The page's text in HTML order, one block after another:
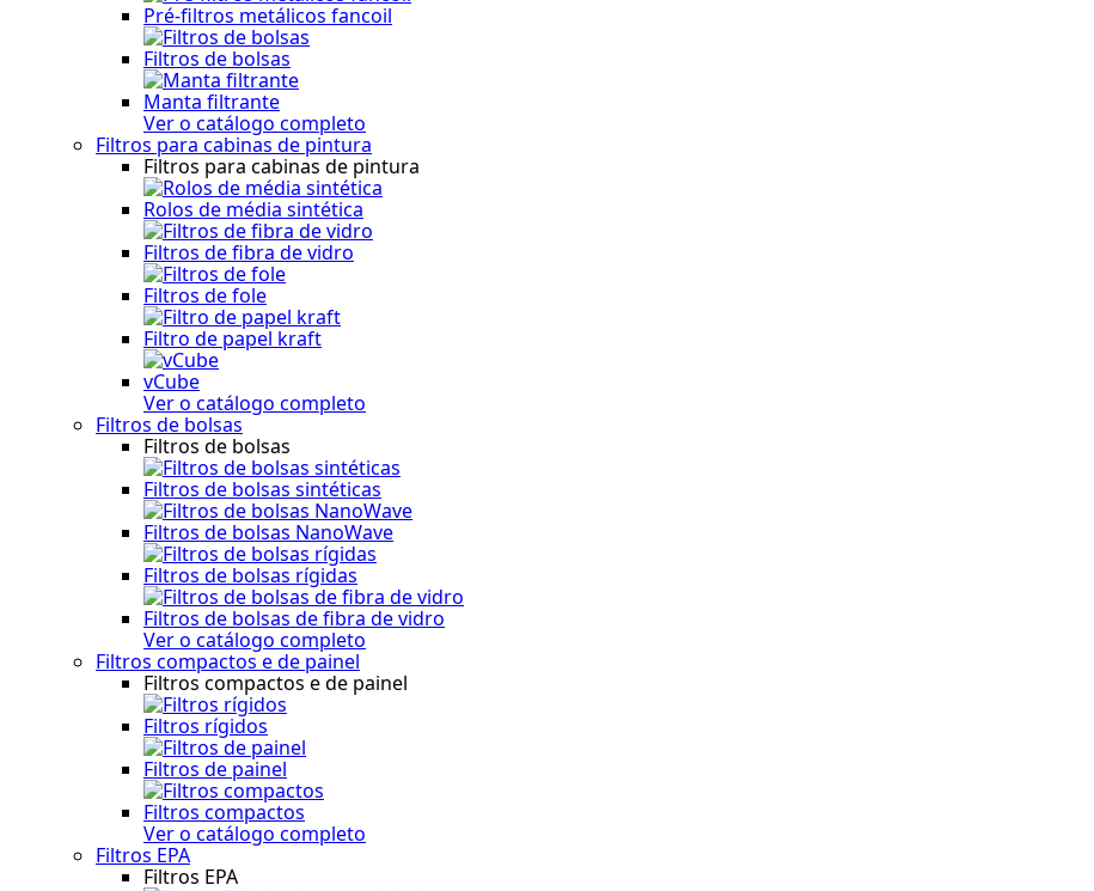
Pré-filtros metálicos fancoil
Filtros de bolsas
Manta filtrante
Ver o catálogo completo
Filtros para cabinas de pintura
Filtros para cabinas de pintura
Rolos de média sintética
Filtros de fibra de vidro
Filtros de fole
Filtro de papel kraft
vCube
Ver o catálogo completo
Filtros de bolsas
Filtros de bolsas
Filtros de bolsas sintéticas
Filtros de bolsas NanoWave
Filtros de bolsas rígidas
Filtros de bolsas de fibra de vidro
Ver o catálogo completo
Filtros compactos e de painel
Filtros compactos e de painel
Filtros rígidos
Filtros de painel
Filtros compactos
Ver o catálogo completo
Filtros EPA
Filtros EPA